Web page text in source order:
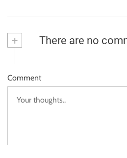
+ There are no
Comment